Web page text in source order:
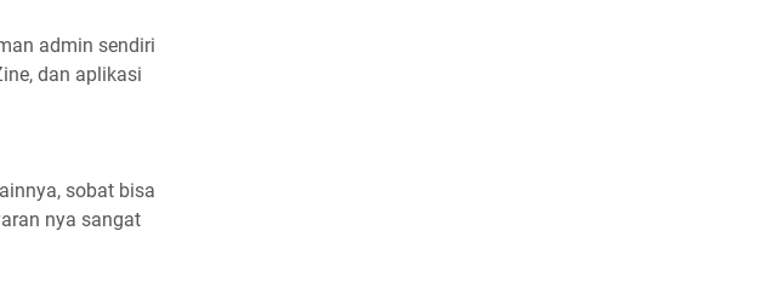
admin sendiri
dan aplikasi
sobat bisa
nya sangat